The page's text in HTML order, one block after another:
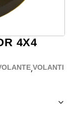
4X4
,VOLANTI